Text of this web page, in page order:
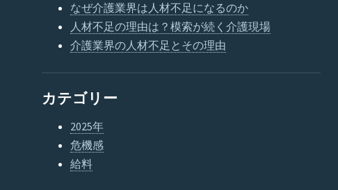
なぜ介護業界は人材不足になるのか
人材不足の理由は？模索が続く介護現場
介護業界の人材不足とその理由
カテゴリー
2025年
危機感
給料